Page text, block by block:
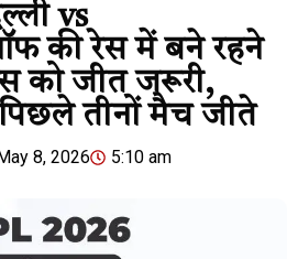
vs
की रेस में बने रहने
को जीत जरूरी,
पिछले तीनों मैच जीते
May 8, 2026 5:10 am